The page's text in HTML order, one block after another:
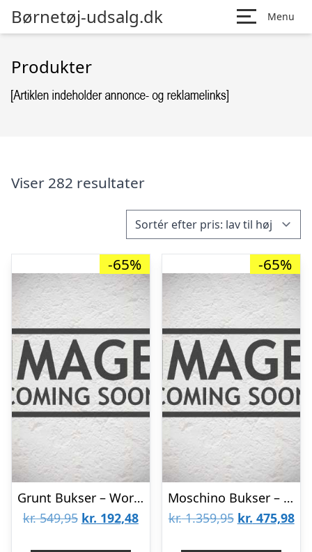
Børnetøj-udsalg.dk Menu
Produkter
Viser 282 resultater
-65%
Grunt Bukser – Worker – Egg Shell/Hvidstribet
kr.549,95 Den
kr. 192,48Den
-65%
Moschino Bukser – Sort m. Hjerter
kr.1.359,95 Den
kr. 475,98